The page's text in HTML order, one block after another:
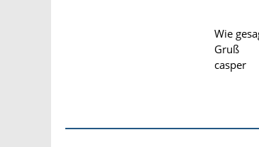
Wie
Gruß
casper